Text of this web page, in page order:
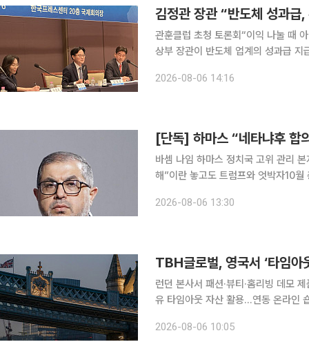
관훈클럽 초청 토론회“이익 나눌 때 아닌
상부 장관이 반도체 업계의 성과급 지
이어지는 가운데, 핵심 연구인력에 대
2026-08-06 14:16
[단독] 하마스 “네타냐후 합
바셈 나임 하마스 정치국 고위 관리
해”이란 놓고도 트럼프와 엇박자10월 총선 앞
대한 지 하루 만에 하마스 정치국 고
2026-08-06 13:30
TBH글로벌, 영국서 ‘타임
런던 본사서 패션·뷰티·홈리빙 데모
유 타임아웃 자산 활용…연동 온라인 숍서 판매 예정 K패션 기업 TBH
TBH글로벌은 영국 런던 타임아웃 본
2026-08-06 10:05